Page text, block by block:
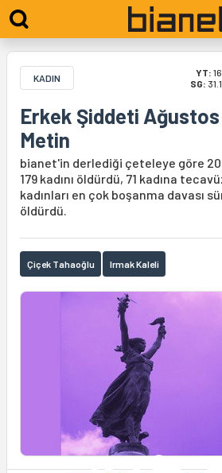
KADIN YT:
SG:
Erkek Şiddeti Ağustos
Metin
bianet'in derlediği çeteleye göre
179 kadını öldürdü, 71 kadına
kadınları en çok boşanma davası
öldürdü.
Çiçek Tahaoğlu Irmak Kaleli